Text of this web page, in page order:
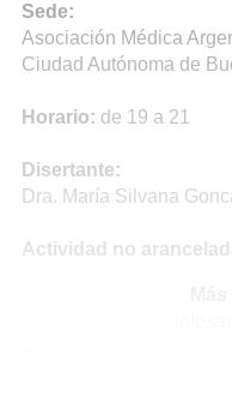
Sede:
Asociación Médica
Ciudad Autónoma de
Horario: de 19 a 21
Disertante:
Dra. María Silvana
Actividad no